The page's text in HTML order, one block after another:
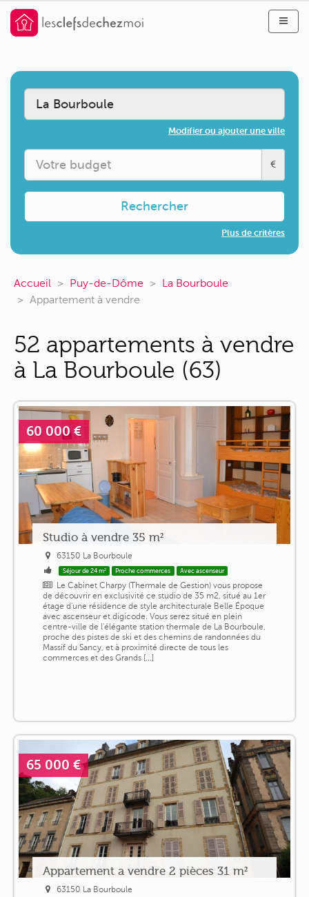
Modifier ou ajouter une ville
€
Rechercher
Plus de critères
Accueil Puy-de-Dôme
La Bourboule
Appartement à vendre
52 appartements à vendre
à La Bourboule (63)
60 000 €
Studio à vendre 35 m²
63150 La Bourboule
Séjour de 24 m² Proche commerces Avec ascenseur
Le Cabinet Charpy (Thermale de Gestion) vous propose
de découvrir en exclusivité ce studio de 35 m2, situé au 1er
étage d'une résidence de style architecturale Belle Époque
avec ascenseur et digicode. Vous serez situé en plein
centre-ville de l'élégante station thermale de La Bourboule,
proche des pistes de ski et des chemins de randonnées du
Massif du Sancy, et à proximité directe de tous les
commerces et des Grands [...]
65 000 €
Appartement a vendre 2 pièces 31 m²
63150 La Bourboule